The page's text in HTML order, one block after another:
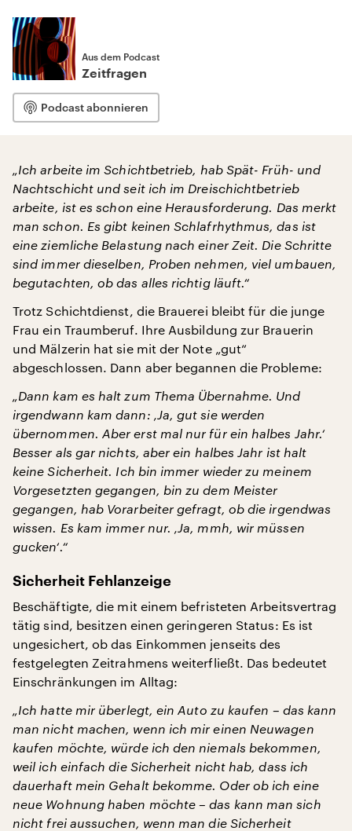
Aus dem Podcast
Zeitfragen
Podcast abonnieren
„Ich arbeite im Schichtbetrieb, hab Spät- Früh- und
Nachtschicht und seit ich im Dreischichtbetrieb
arbeite, ist es schon eine Herausforderung. Das merkt
man schon. Es gibt keinen Schlafrhythmus, das ist
eine ziemliche Belastung nach einer Zeit. Die Schritte
sind immer dieselben, Proben nehmen, viel umbauen,
begutachten, ob das alles richtig läuft.“
Trotz Schichtdienst, die Brauerei bleibt für die junge
Frau ein Traumberuf. Ihre Ausbildung zur Brauerin
und Mälzerin hat sie mit der Note „gut“
abgeschlossen. Dann aber begannen die Probleme:
„Dann kam es halt zum Thema Übernahme. Und
irgendwann kam dann: ‚Ja, gut sie werden
übernommen. Aber erst mal nur für ein halbes Jahr.‘
Besser als gar nichts, aber ein halbes Jahr ist halt
keine Sicherheit. Ich bin immer wieder zu meinem
Vorgesetzten gegangen, bin zu dem Meister
gegangen, hab Vorarbeiter gefragt, ob die irgendwas
wissen. Es kam immer nur. ‚Ja, mmh, wir müssen
gucken‘.“
Sicherheit Fehlanzeige
Beschäftigte, die mit einem befristeten Arbeitsvertrag
tätig sind, besitzen einen geringeren Status: Es ist
ungesichert, ob das Einkommen jenseits des
festgelegten Zeitrahmens weiterfließt. Das bedeutet
Einschränkungen im Alltag:
„Ich hatte mir überlegt, ein Auto zu kaufen – das kann
man nicht machen, wenn ich mir einen Neuwagen
kaufen möchte, würde ich den niemals bekommen,
weil ich einfach die Sicherheit nicht hab, dass ich
dauerhaft mein Gehalt bekomme. Oder ob ich eine
neue Wohnung haben möchte – das kann man sich
nicht frei aussuchen, wenn man die Sicherheit